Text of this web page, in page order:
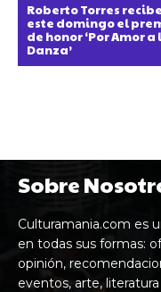
Roberto Torres recibe
este domingo el
de honor ‘Por Amor a
Danza’
Sobre
Culturamania.com es
en todas sus formas:
opinión,
eventos, arte,